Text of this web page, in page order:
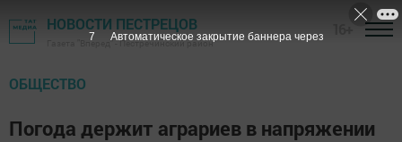
НОВОСТИ ПЕСТРЕЦОВ
Газета "Вперед" - Пестречинский район
ОБЩЕСТВО
Погода держит аграриев в напряжении
6 Автоматическое закрытие баннера через